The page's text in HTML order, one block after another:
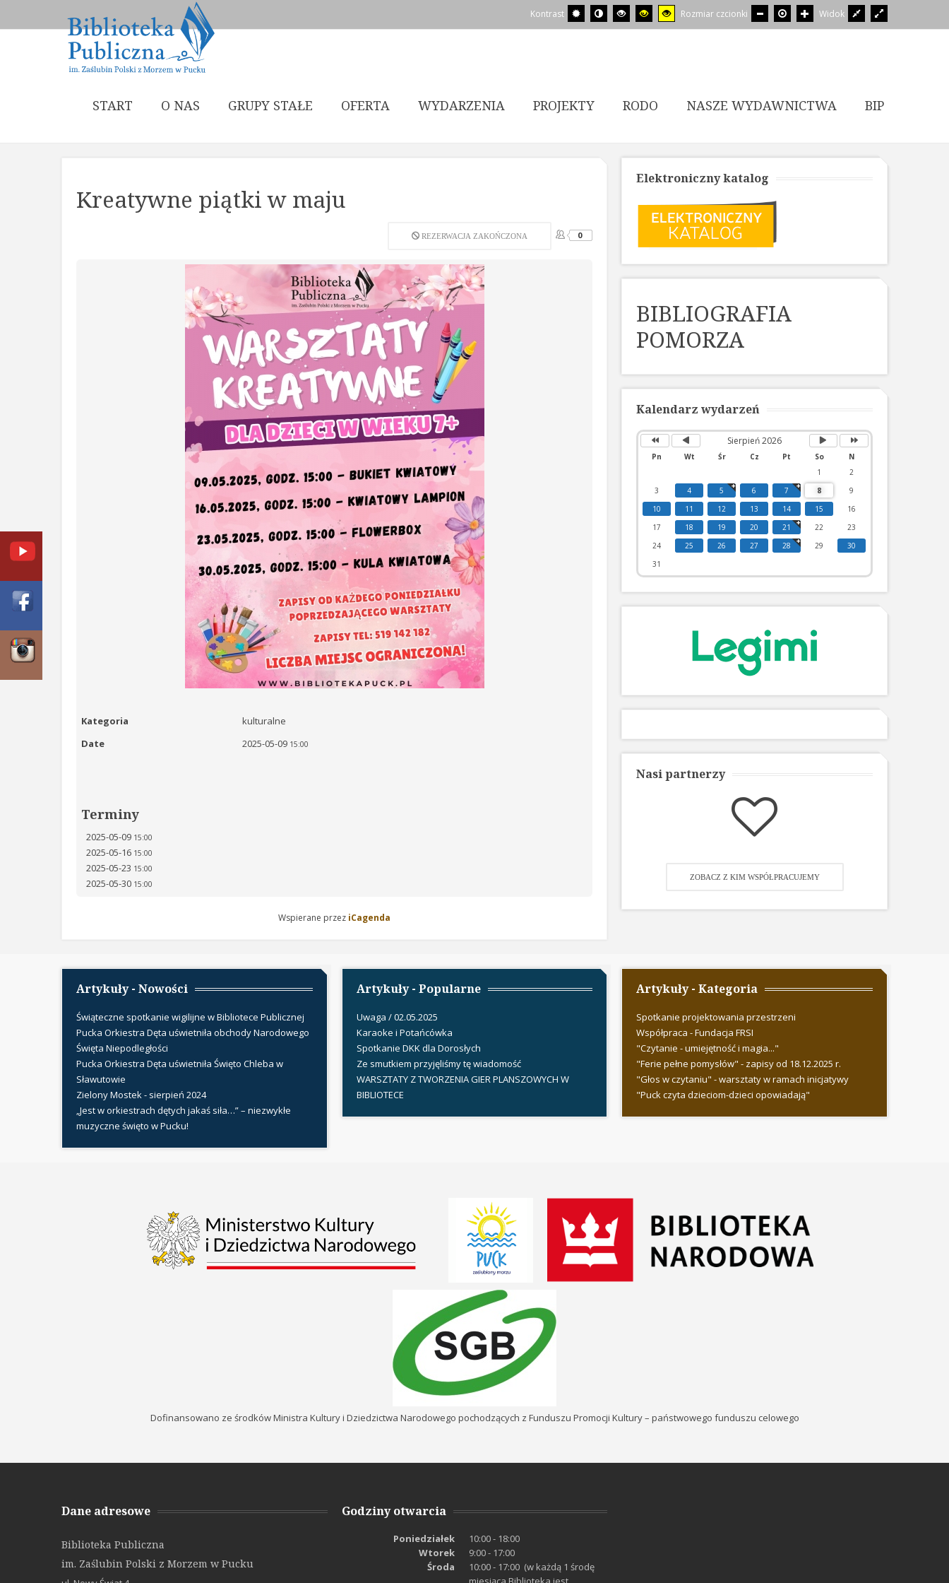
Kontrast Rozmiar czcionki Widok
START O NAS GRUPY STAŁE OFERTA WYDARZENIA PROJEKTY RODO NASZE WYDAWNICTWA BIP
Kreatywne piątki w maju
REZERWACJA ZAKOŃCZONA 0
Kategoria
kulturalne
Date
2025-05-09 15:00
Terminy
2025-05-09 15:00
2025-05-16 15:00
2025-05-23 15:00
2025-05-30 15:00
Wspierane przez iCagenda
Elektroniczny katalog
BIBLIOGRAFIA
POMORZA
Kalendarz wydarzeń
Sierpień 2026
Pn Wt Śr Cz Pt So
N
1
2
3
4 5 6 7 8
9
10
11 12 13 14 15
16
17
18 19 20 21 22
23
24
25 26 27 28 29
30
31
Nasi partnerzy
ZOBACZ Z KIM WSPÓŁPRACUJEMY
Artykuły - Nowości
Świąteczne spotkanie wigilijne w Bibliotece Publicznej
Pucka Orkiestra Dęta uświetniła obchody Narodowego
Święta Niepodległości
Pucka Orkiestra Dęta uświetniła Święto Chleba w
Sławutowie
Zielony Mostek - sierpień 2024
„Jest w orkiestrach dętych jakaś siła…” – niezwykłe
muzyczne święto w Pucku!
Artykuły - Popularne
Uwaga / 02.05.2025
Karaoke i Potańcówka
Spotkanie DKK dla Dorosłych
Ze smutkiem przyjęliśmy tę wiadomość
WARSZTATY Z TWORZENIA GIER PLANSZOWYCH W
BIBLIOTECE
Artykuły - Kategoria
Spotkanie projektowania przestrzeni
Współpraca - Fundacja FRSI
"Czytanie - umiejętność i magia..."
"Ferie pełne pomysłów" - zapisy od 18.12.2025 r.
"Głos w czytaniu" - warsztaty w ramach inicjatywy
"Puck czyta dzieciom-dzieci opowiadają"
Dofinansowano ze środków Ministra Kultury i Dziedzictwa Narodowego pochodzących z Funduszu Promocji Kultury – państwowego funduszu celowego
Dane adresowe
Biblioteka Publiczna
im. Zaślubin Polski z Morzem w Pucku
Godziny otwarcia
Poniedziałek
10:00 - 18:00
Wtorek
9:00 - 17:00
Środa
10:00 - 17:00 (w każdą 1 środę